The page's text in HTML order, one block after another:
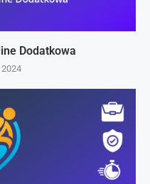
Dodatkowa